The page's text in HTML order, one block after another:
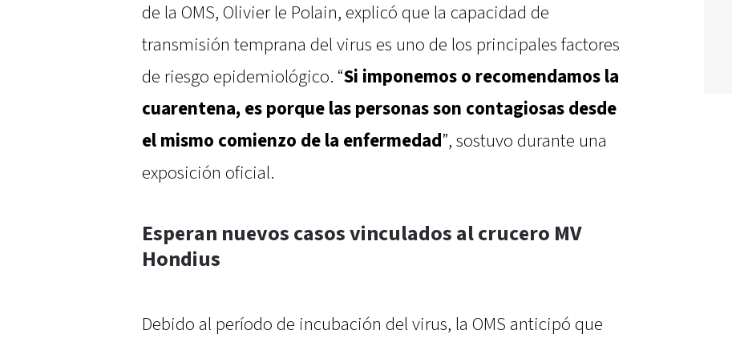
de la OMS, Olivier le Polain, explicó que la capacidad de
transmisión temprana del virus es uno de los principales factores
de riesgo epidemiológico. “Si imponemos o recomendamos la
cuarentena, es porque las personas son contagiosas desde
el mismo comienzo de la enfermedad”, sostuvo durante una
exposición oficial.
Esperan nuevos casos vinculados al crucero MV
Hondius
Debido al período de incubación del virus, la OMS anticipó que